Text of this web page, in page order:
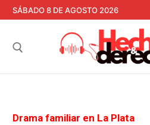
contenido
SÁBADO 8 DE AGOSTO 2026
Drama familiar en La Plata